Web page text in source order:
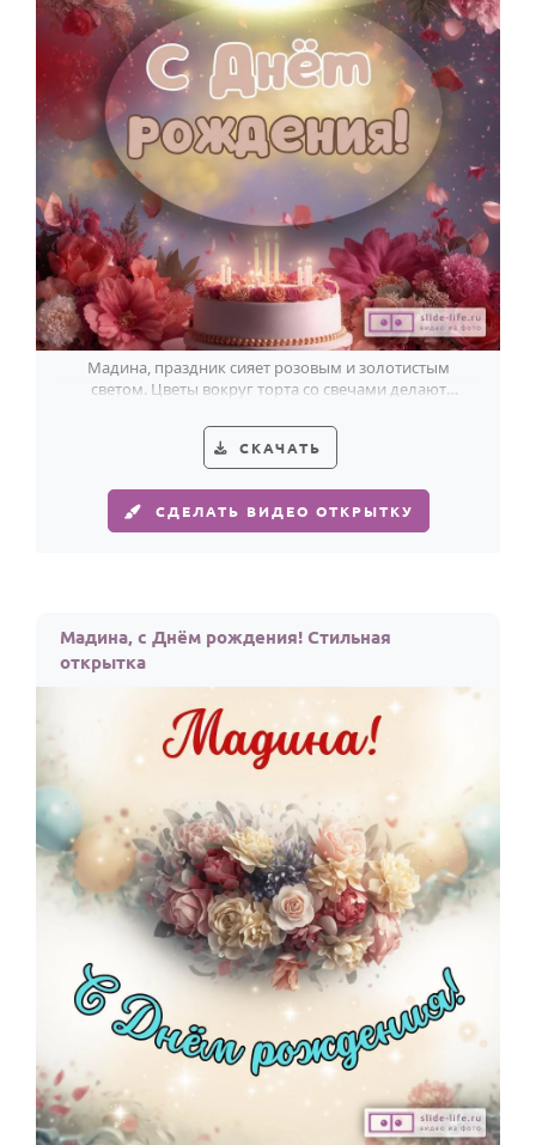
Мадина, праздник сияет розовым и золотистым
светом. Цветы вокруг торта со свечами делают
СКАЧАТЬ
СДЕЛАТЬ ВИДЕО ОТКРЫТКУ
Мадина, с Днём рождения! Стильная
открытка